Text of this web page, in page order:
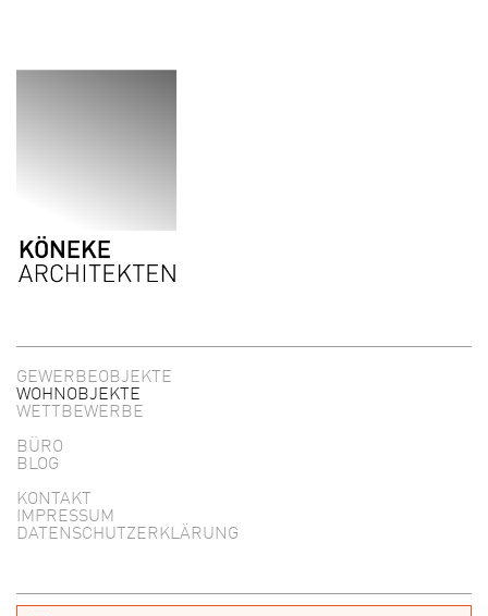
GEWERBEOBJEKTE
WOHNOBJEKTE
WETTBEWERBE
BÜRO
BLOG
KONTAKT
IMPRESSUM
DATENSCHUTZERKLÄRUNG